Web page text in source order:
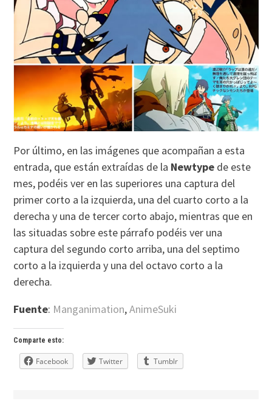
Por último, en las imágenes que acompañan a esta
entrada, que están extraídas de la Newtype de este
mes, podéis ver en las superiores una captura del
primer corto a la izquierda, una del cuarto corto a la
derecha y una de tercer corto abajo, mientras que en
las situadas sobre este párrafo podéis ver una
captura del segundo corto arriba, una del septimo
corto a la izquierda y una del octavo corto a la
derecha.
Fuente: Manganimation,AnimeSuki
Comparte esto:
Facebook Twitter Tumblr